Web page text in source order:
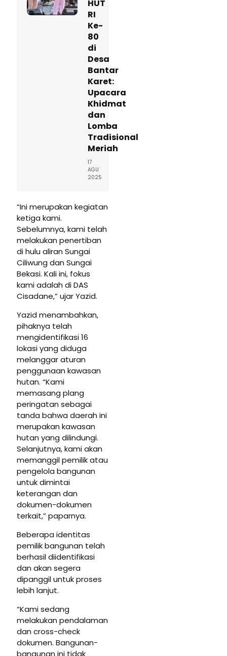
HUT
RI
Ke-
80
di
Desa
Bantar
Karet:
Upacara
Khidmat
dan
Lomba
Tradisional
Meriah
17
AGU
2025
“Ini merupakan kegiatan
ketiga kami.
Sebelumnya, kami telah
melakukan penertiban
di hulu aliran Sungai
Ciliwung dan Sungai
Bekasi. Kali ini, fokus
kami adalah di DAS
Cisadane,” ujar Yazid.
Yazid menambahkan,
pihaknya telah
mengidentifikasi 16
lokasi yang diduga
melanggar aturan
penggunaan kawasan
hutan. “Kami
memasang plang
peringatan sebagai
tanda bahwa daerah ini
merupakan kawasan
hutan yang dilindungi.
Selanjutnya, kami akan
memanggil pemilik atau
pengelola bangunan
untuk dimintai
keterangan dan
dokumen-dokumen
terkait,” paparnya.
Beberapa identitas
pemilik bangunan telah
berhasil diidentifikasi
dan akan segera
dipanggil untuk proses
lebih lanjut.
“Kami sedang
melakukan pendalaman
dan cross-check
dokumen. Bangunan-
bangunan ini tidak